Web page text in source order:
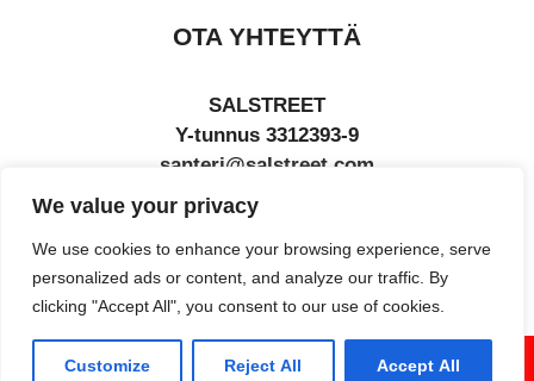
We value your privacy
We use cookies to enhance your browsing experience, serve
personalized ads or content, and analyze our traffic. By
clicking "Accept All", you consent to our use of cookies.
Customize Reject All Accept All
OTA YHTEYTTÄ
SALSTREET
Y-tunnus 3312393-9
santeri@salstreet.com
Rovaniemi
© SALSTREET 2026 -TIETOSUOJASELOSTE